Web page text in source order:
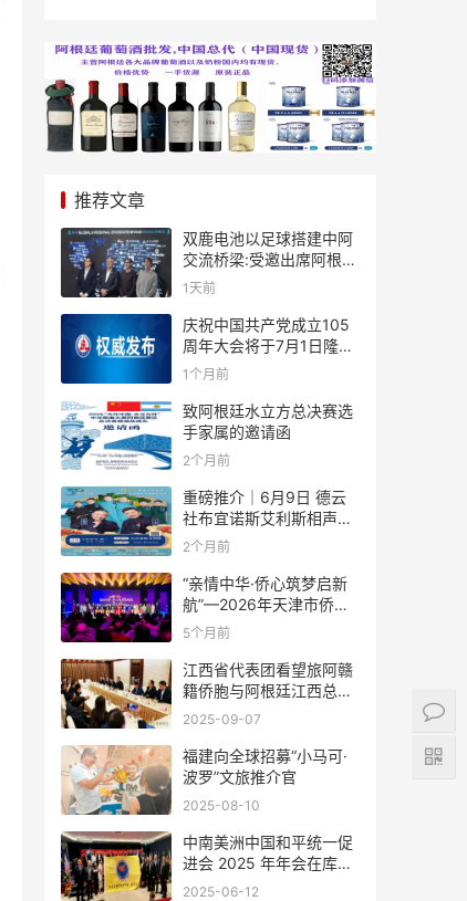
推荐文章
双鹿电池以足球搭建中阿
交流桥梁:受邀出席阿根廷
足协赞助商招待会！
1天前
庆祝中国共产党成立105
周年大会将于7月1日隆重
举行
1个月前
致阿根廷水立方总决赛选
手家属的邀请函
2个月前
重磅推介｜6月9日 德云
社布宜诺斯艾利斯相声专
场！国风曲艺邂逅南美风
结！
2个月前
“亲情中华·侨心筑梦启新
航”—2026年天津市侨界
新春联谊活动成功举办
5个月前
江西省代表团看望旅阿赣
籍侨胞与阿根廷江西总商
会座谈
2025-09-07
福建向全球招募“小马可·
波罗”文旅推介官
2025-08-10
中南美洲中国和平统一促
进会 2025 年年会在库拉
索圆满举行，共绘反“独”
2025-06-12